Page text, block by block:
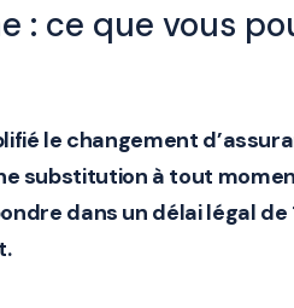
: ce que vous
le changement
substitution à tout
dans un délai légal de